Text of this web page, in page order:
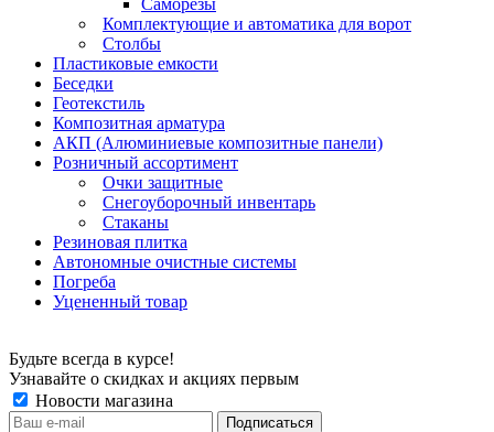
Комплектующие и автоматика для ворот
Столбы
Пластиковые емкости
Беседки
Геотекстиль
Композитная арматура
АКП (Алюминиевые композитные панели)
Розничный ассортимент
Очки защитные
Снегоуборочный инвентарь
Стаканы
Резиновая плитка
Автономные очистные системы
Погреба
Уцененный товар
Будьте всегда в курсе!
Узнавайте о скидках и акциях первым
Новости магазина